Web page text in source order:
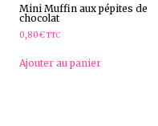
Mini Muffin aux pépites de
chocolat
0,80€ TTC
Ajouter au panier